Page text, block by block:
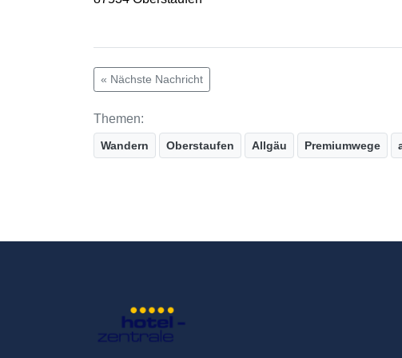
« Nächste Nachricht
Themen:
Wandern Oberstaufen Allgäu Premiumwege